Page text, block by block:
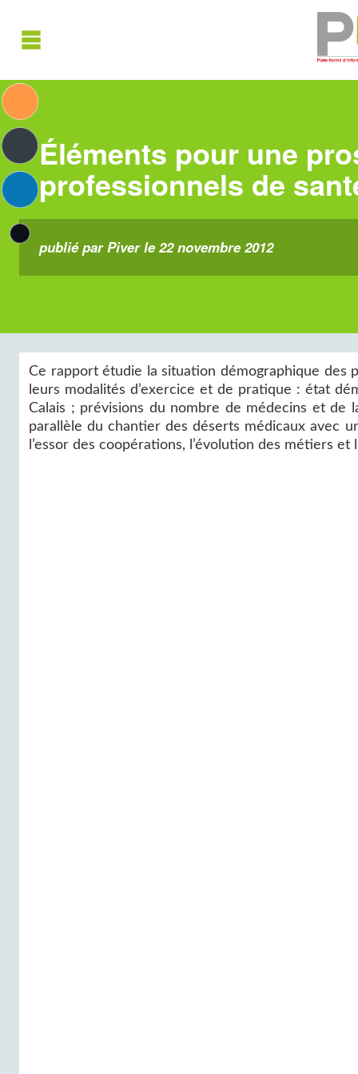
Éléments pour une
professionnels de
publié par Piver le 22 novembre 2012
Ce rapport étudie la situation démographique des
leurs modalités d’exercice et de pratique : état
Calais ; prévisions du nombre de médecins et de
parallèle du chantier des déserts médicaux avec
l’essor des coopérations, l’évolution des métiers